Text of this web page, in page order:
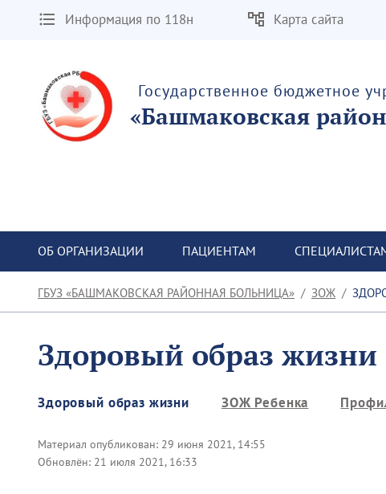
Информация по 118н Карта сайта
Государственное бюджетное
«Башмаковская
ОБ ОРГАНИЗАЦИИ ПАЦИЕНТАМ
ГБУЗ «БАШМАКОВСКАЯ РАЙОННАЯ БОЛЬНИЦА» ЗОЖ
Здоровый образ жизни
Здоровый образ жизни ЗОЖ Ребенка
Материал опубликован: 29 июня 2021, 14:55
Обновлён: 21 июля 2021, 16:33